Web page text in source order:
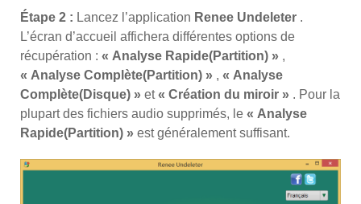
Étape 2 : Lancez l’application Renee Undeleter .
L’écran d’accueil affichera différentes options de
récupération : « Analyse Rapide(Partition) » ,
« Analyse Complète(Partition) » , « Analyse
Complète(Disque) » et« Création du miroir » . Pour la
plupart des fichiers audio supprimés, le « Analyse
Rapide(Partition) » est généralement suffisant.